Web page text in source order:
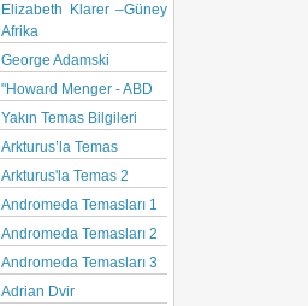
Elizabeth Klarer –Güney
Afrika
George Adamski
"Howard Menger - ABD
Yakın Temas Bilgileri
Arkturus’la Temas
Arkturus'la Temas 2
Andromeda Temasları 1
Andromeda Temasları 2
Andromeda Temasları 3
Adrian Dvir